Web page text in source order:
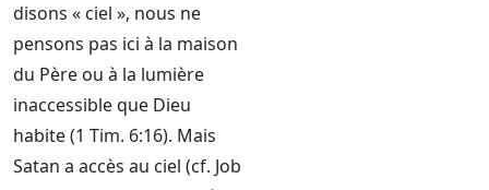
disons « ciel », nous ne
pensons pas ici à la maison
du Père ou à la lumière
inaccessible que Dieu
habite (1 Tim. 6:16). Mais
Satan a accès au ciel (cf. Job